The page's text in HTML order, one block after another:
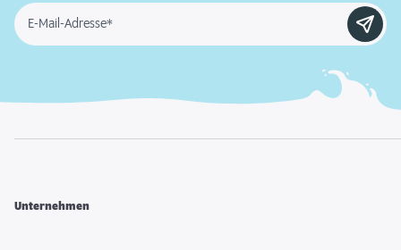
E-Mail-Adresse*
Unternehmen